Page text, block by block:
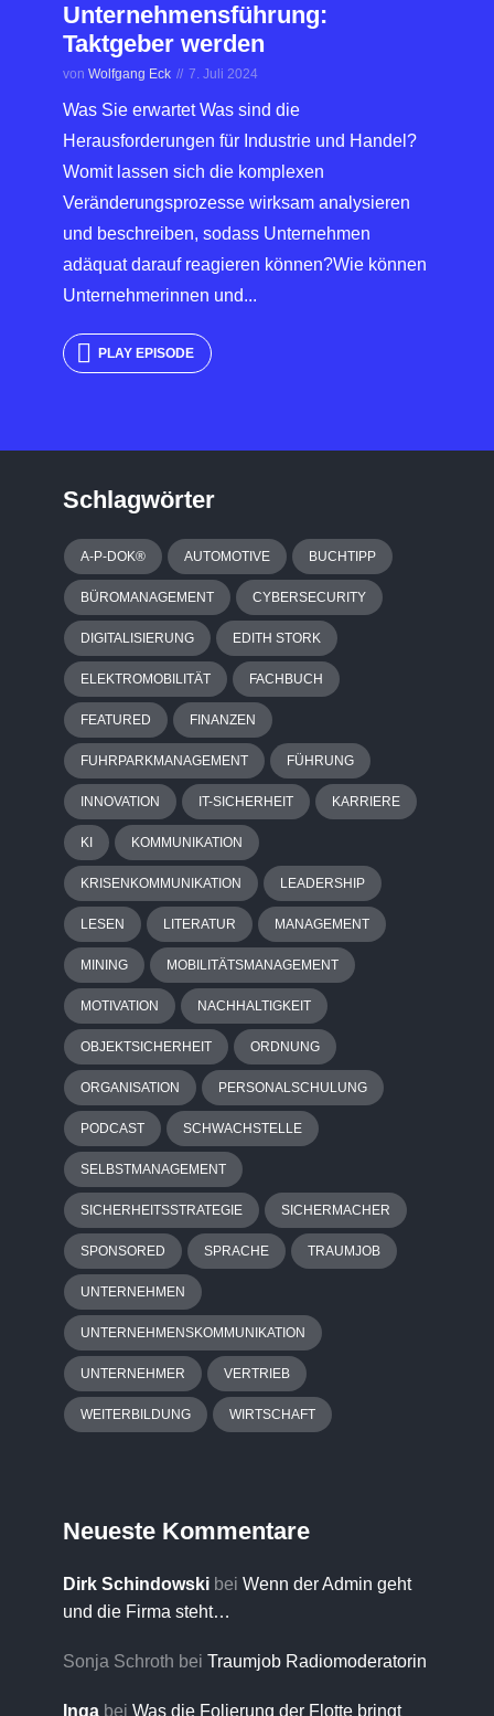
Unternehmensführung:
Taktgeber werden
von Wolfgang Eck 7. Juli 2024
Was Sie erwartet Was sind die
Herausforderungen für Industrie und Handel?
Womit lassen sich die komplexen
Veränderungsprozesse wirksam analysieren
und beschreiben, sodass Unternehmen
adäquat darauf reagieren können?Wie können
Unternehmerinnen und...
PLAY EPISODE
Schlagwörter
A-P-DOK® AUTOMOTIVE BUCHTIPP
BÜROMANAGEMENT CYBERSECURITY
DIGITALISIERUNG EDITH STORK
ELEKTROMOBILITÄT FACHBUCH
FEATURED FINANZEN
FUHRPARKMANAGEMENT FÜHRUNG
INNOVATION IT-SICHERHEIT KARRIERE
KI KOMMUNIKATION
KRISENKOMMUNIKATION LEADERSHIP
LESEN LITERATUR MANAGEMENT
MINING MOBILITÄTSMANAGEMENT
MOTIVATION NACHHALTIGKEIT
OBJEKTSICHERHEIT ORDNUNG
ORGANISATION PERSONALSCHULUNG
PODCAST SCHWACHSTELLE
SELBSTMANAGEMENT
SICHERHEITSSTRATEGIE SICHERMACHER
SPONSORED SPRACHE TRAUMJOB
UNTERNEHMEN
UNTERNEHMENSKOMMUNIKATION
UNTERNEHMER VERTRIEB
WEITERBILDUNG WIRTSCHAFT
Neueste Kommentare
Dirk Schindowski bei Wenn der Admin geht
und die Firma steht…
Sonja Schroth bei Traumjob Radiomoderatorin
Inga bei Was die Folierung der Flotte bringt